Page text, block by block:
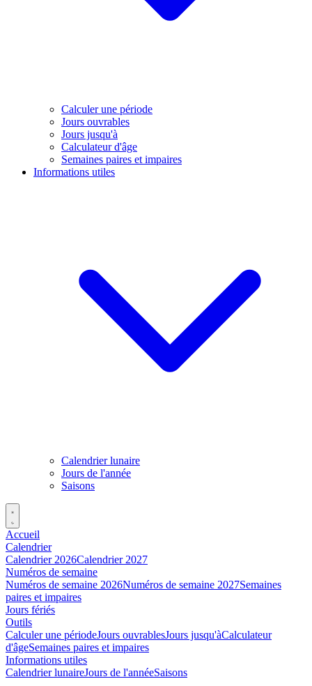
Calculer une période
Jours ouvrables
Jours jusqu'à
Calculateur d'âge
Semaines paires et impaires
Informations utiles
Calendrier lunaire
Jours de l'année
Saisons
Accueil
Calendrier
Calendrier 2026Calendrier 2027
Numéros de semaine
Numéros de semaine 2026Numéros de semaine 2027Semaines
paires et impaires
Jours fériés
Outils
Calculer une périodeJours ouvrablesJours jusqu'àCalculateur
d'âgeSemaines paires et impaires
Informations utiles
Calendrier lunaireJours de l'annéeSaisons